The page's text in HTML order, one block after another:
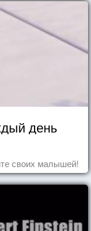
день
своих малышей!